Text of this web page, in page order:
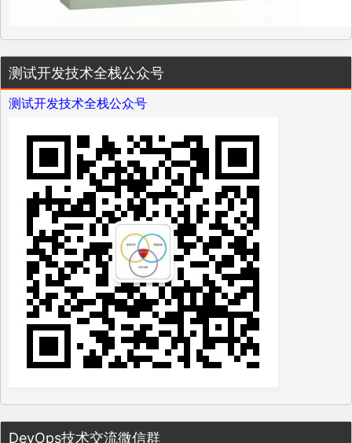
测试开发技术全栈公众号
测试开发技术全栈公众号
DevOps技术交流微信群